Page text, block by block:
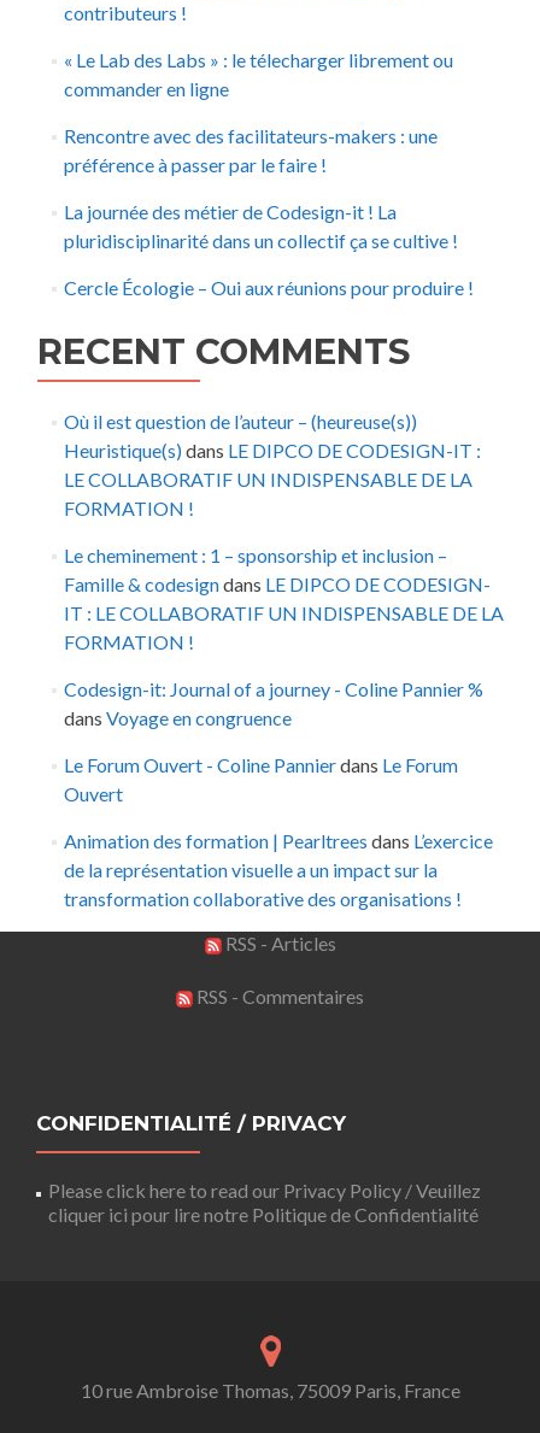
contributeurs !
« Le Lab des Labs » : le télecharger librement ou
commander en ligne
Rencontre avec des facilitateurs-makers : une
préférence à passer par le faire !
La journée des métier de Codesign-it ! La
pluridisciplinarité dans un collectif ça se cultive !
Cercle Écologie – Oui aux réunions pour produire !
RECENT COMMENTS
Où il est question de l’auteur – (heureuse(s))
Heuristique(s)dans LE DIPCO DE CODESIGN-IT :
LE COLLABORATIF UN INDISPENSABLE DE LA
FORMATION !
Le cheminement : 1 – sponsorship et inclusion –
Famille & codesigndans LE DIPCO DE CODESIGN-
IT : LE COLLABORATIF UN INDISPENSABLE DE LA
FORMATION !
Codesign-it: Journal of a journey - Coline Pannier %
dans Voyage en congruence
Le Forum Ouvert - Coline Pannierdans Le Forum
Ouvert
Animation des formation | Pearltrees dans L’exercice
de la représentation visuelle a un impact sur la
transformation collaborative des organisations !
RSS - Articles
RSS - Commentaires
CONFIDENTIALITÉ / PRIVACY
Please click here to read our Privacy Policy / Veuillez
cliquer ici pour lire notre Politique de Confidentialité
10 rue Ambroise Thomas, 75009 Paris, France